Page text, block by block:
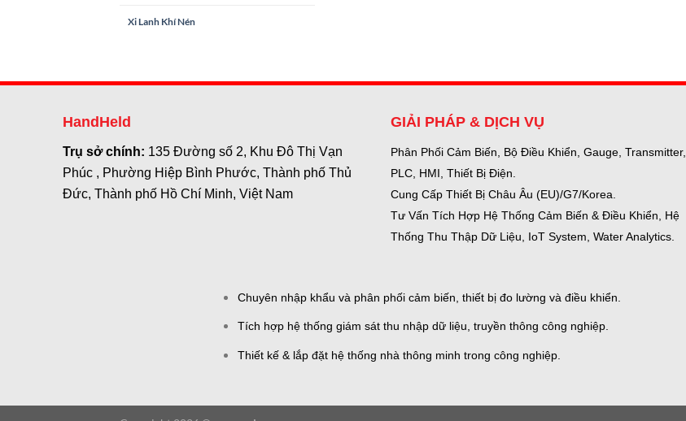
Xi Lanh Khí Nén
HandHeld
Trụ sở chính: 135 Đường số 2, Khu Đô Thị Vạn
Phúc , Phường Hiệp Bình Phước, Thành phố Thủ
Đức, Thành phố Hồ Chí Minh, Việt Nam
GIẢI PHÁP & DỊCH VỤ
Phân Phối Cảm Biến, Bộ Điều Khiển, Gauge, Transmitter,
PLC, HMI, Thiết Bị Điện.
Cung Cấp Thiết Bị Châu Âu (EU)/G7/Korea.
Tư Vấn Tích Hợp Hệ Thống Cảm Biến & Điều Khiển, Hệ
Thống Thu Thập Dữ Liệu, IoT System, Water Analytics.
Chuyên nhập khẩu và phân phối cảm biến, thiết bị đo lường và điều khiển.
Tích hợp hệ thống giám sát thu nhập dữ liệu, truyền thông công nghiệp.
Thiết kế & lắp đặt hệ thống nhà thông minh trong công nghiệp.